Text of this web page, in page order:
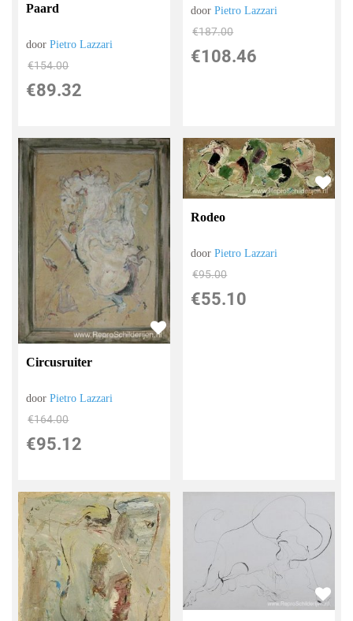
Paard
doorPietro Lazzari
€154.00
€89.32
doorPietro Lazzari
€187.00
€108.46
Circusruiter
doorPietro Lazzari
€164.00
€95.12
Rodeo
doorPietro Lazzari
€95.00
€55.10